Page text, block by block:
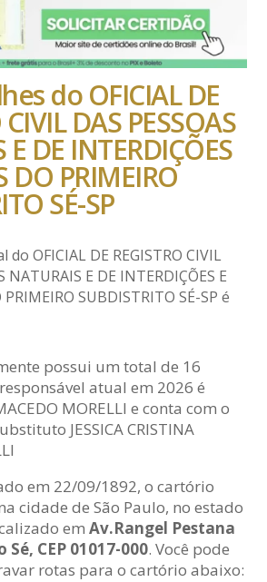
do OFICIAL DE
DAS PESSOAS
DE INTERDIÇÕES
DO PRIMEIRO
SÉ-SP
do OFICIAL DE REGISTRO CIVIL
NATURAIS E DE INTERDIÇÕES E
SUBDISTRITO SÉ-SP é
possui um total de 16
atual em 2026 é
MORELLI e conta com o
JESSICA CRISTINA
em 22/09/1892, o cartório
cidade de São Paulo, no estado
emAv.Rangel Pestana
Sé, CEP 01017-000. Você pode
rotas para o cartório abaixo: